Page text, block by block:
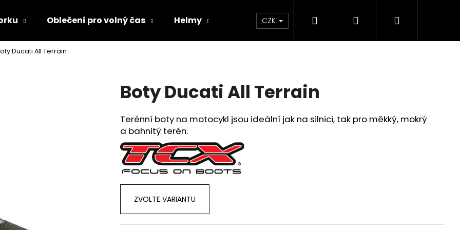
Oblečení pro volný čas Helmy Chrániče Díly Doplňky a předměty
CZK Hledat PřihlášeníNákupní
Ducati All Terrain
Boty Ducati All Terrain
Terénní boty na motocykl jsou ideální jak na silnici, tak pro měkký, mokrý
a bahnitý terén.
ZVOLTE VARIANTU
Co potřebujete najít?
HLEDAT
DC SPEED BÍLO-ČERNÉ
TRIČKO DC SPEED ČERVENO-ČERNÉ